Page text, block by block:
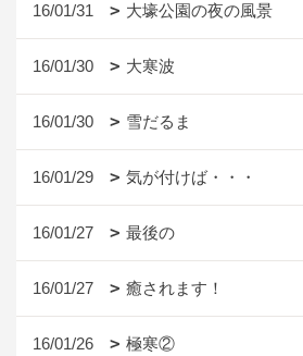
16/01/31 大壕公園の夜の風景
16/01/30 大寒波
16/01/30 雪だるま
16/01/29 気が付けば・・・
16/01/27 最後の
16/01/27 癒されます！
16/01/26 極寒②